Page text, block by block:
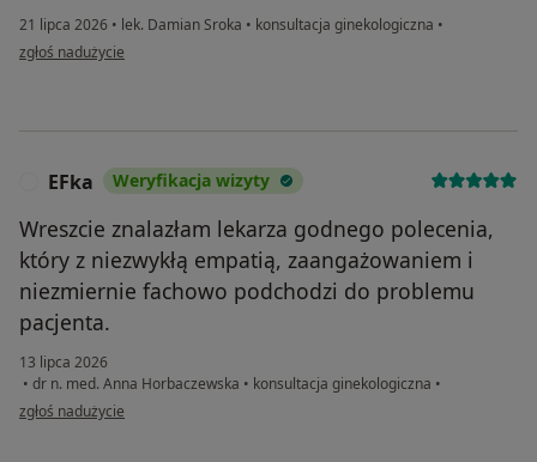
21 lipca 2026 • lek. Damian Sroka • konsultacja ginekologiczna •
w opinii użytkownika Anna
zgłoś nadużycie
EFka Weryfikacja wizyty
Wreszcie znalazłam lekarza godnego polecenia,
który z niezwykłą empatią, zaangażowaniem i
niezmiernie fachowo podchodzi do problemu
pacjenta.
13 lipca 2026
• dr n. med. Anna Horbaczewska • konsultacja ginekologiczna •
w opinii użytkownika EFka
zgłoś nadużycie